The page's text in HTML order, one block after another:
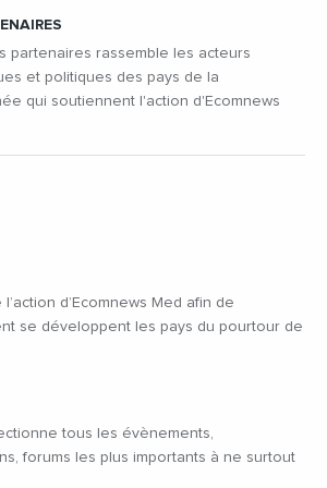
d’Ecomnews Med afin de
se développent les pays du pourtour de
tous les évènements,
forums les plus importants à ne surtout
partenaires rassemble les acteurs
et politiques des pays de la
qui soutiennent l'action d'Ecomnews